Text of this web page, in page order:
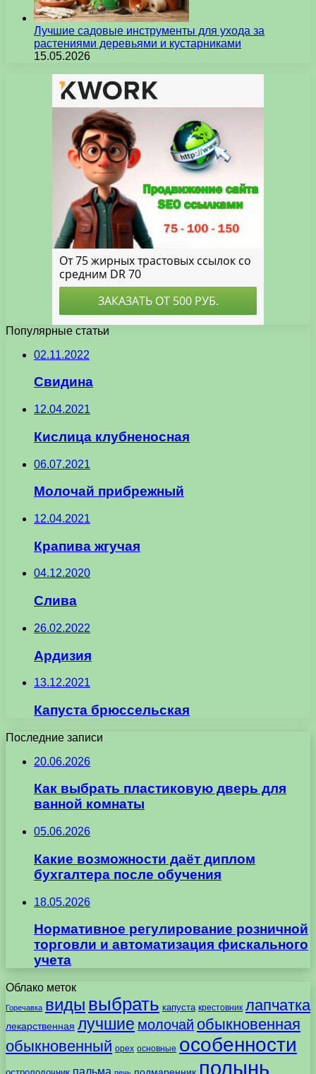
Лучшие садовые инструменты для ухода за
растениями деревьями и кустарниками
15.05.2026
Популярные статьи
02.11.2022
Свидина
12.04.2021
Кислица клубненосная
06.07.2021
Молочай прибрежный
12.04.2021
Крапива жгучая
04.12.2020
Слива
26.02.2022
Ардизия
13.12.2021
Капуста брюссельская
Последние записи
20.06.2026
Как выбрать пластиковую дверь для
ванной комнаты
05.06.2026
Какие возможности даёт диплом
бухгалтера после обучения
18.05.2026
Нормативное регулирование розничной
торговли и автоматизация фискального
учета
Облако меток
Горечавка виды выбрать капуста крестовник лапчатка
лекарственная лучшие молочай обыкновенная
обыкновенный орех основные особенности
пальма полынь